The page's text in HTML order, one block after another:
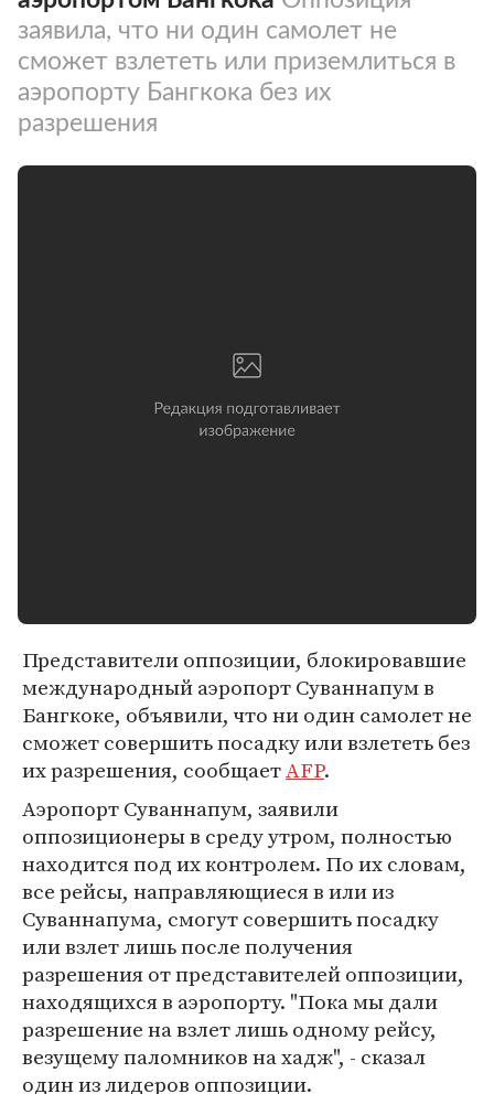
заявила, что ни один самолет не
сможет взлететь или приземлиться в
аэропорту Бангкока без их
разрешения
Представители оппозиции, блокировавшие
международный аэропорт Суваннапум в
Бангкоке, объявили, что ни один самолет не
сможет совершить посадку или взлететь без
их разрешения, сообщаетAFP.
Аэропорт Суваннапум, заявили
оппозиционеры в среду утром, полностью
находится под их контролем. По их словам,
все рейсы, направляющиеся в или из
Суваннапума, смогут совершить посадку
или взлет лишь после получения
разрешения от представителей оппозиции,
находящихся в аэропорту. "Пока мы дали
разрешение на взлет лишь одному рейсу,
везущему паломников на хадж", - сказал
один из лидеров оппозиции.